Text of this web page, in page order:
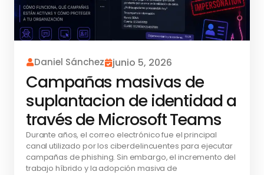
Daniel Sánchez junio 5, 2026
Campañas masivas de
suplantacion de identidad a
través de Microsoft Teams
Durante años, el correo electrónico fue el principal
canal utilizado por los ciberdelincuentes para ejecutar
campañas de phishing. Sin embargo, el incremento del
trabajo híbrido y la adopción masiva de